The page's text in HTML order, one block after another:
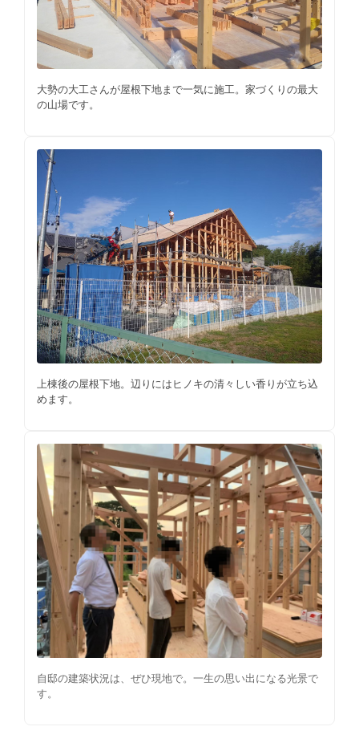
大勢の大工さんが屋根下地まで一気に施工。家づくりの最大
の山場です。
上棟後の屋根下地。辺りにはヒノキの清々しい香りが立ち込
めます。
自邸の建築状況は、ぜひ現地で。一生の思い出になる光景で
す。